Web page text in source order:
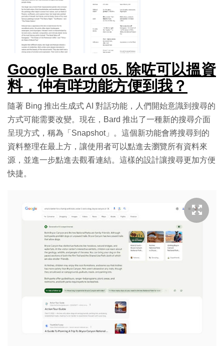
Google Bard 05. 除咗可以搵資
料，仲有咩功能方便到我？
隨著 Bing 推出生成式 AI 對話功能，人們開始意識到搜尋的
方式可能需要改變。現在，Bard 推出了一種新的搜尋介面
呈現方式，稱為「Snapshot」。這個新功能會將搜尋到的
資料整理在最上方，讓使用者可以點進去瀏覽所有資料來
源，並進一步點進去觀看連結。這樣的設計讓搜尋更加方便
快捷。